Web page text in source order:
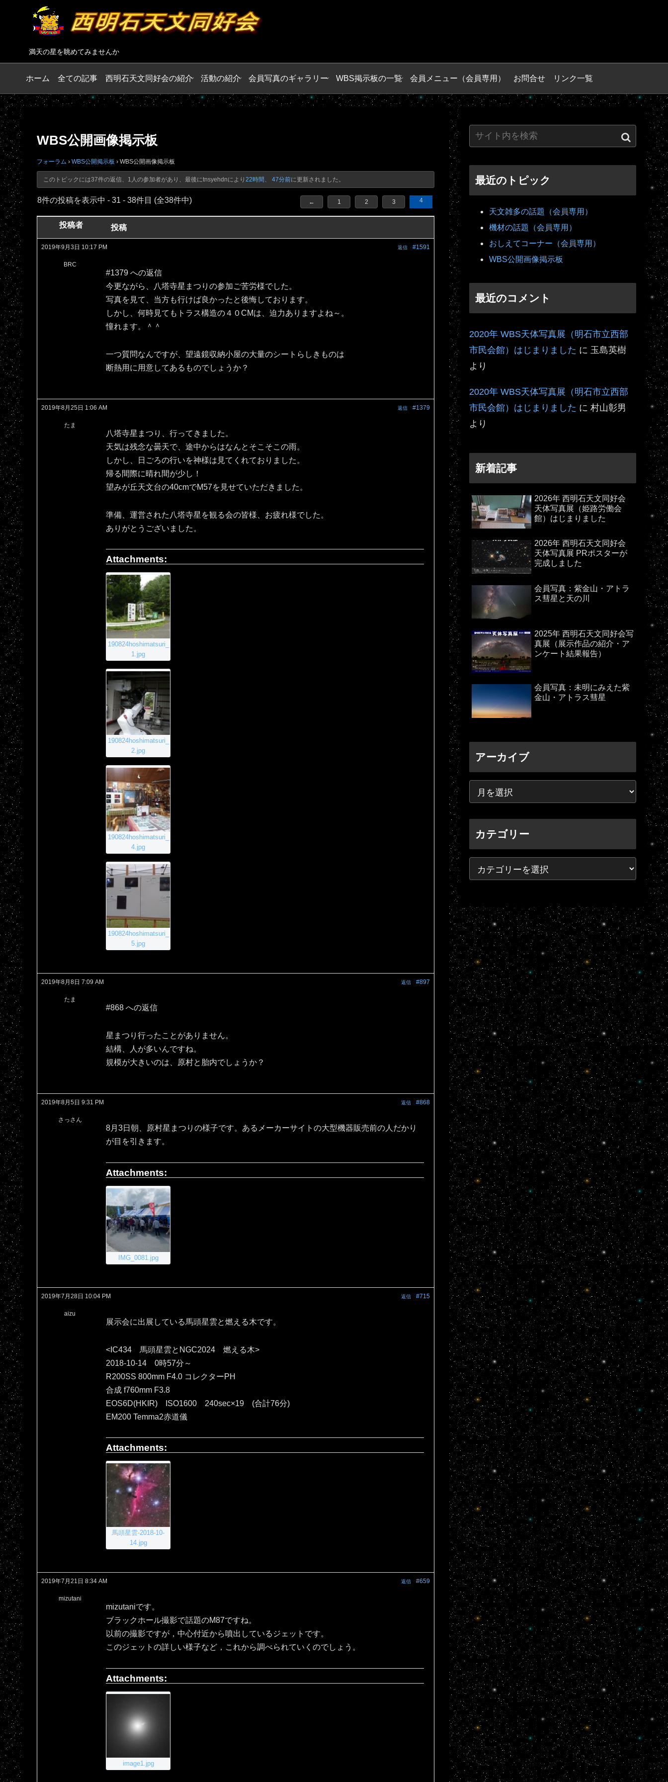
満天の星を眺めてみませんか
ホーム 全ての記事 西明石天文同好会の紹介 活動の紹介 会員写真のギャラリー WBS掲示板の一覧 会員メニュー（会員専用） お問合せ リンク一覧
WBS公開画像掲示板
フォーラム › WBS公開掲示板 › WBS公開画像掲示板
このトピックには37件の返信、1人の参加者があり、最後にtnsyehdnにより 22時間、 47分前に更新されました。
8件の投稿を表示中 - 31 - 38件目 (全38件中) ← 1 2 3 4
投稿者 投稿
2019年9月3日 10:17 PM #1591
返信
BRC
#1379 への返信
今更ながら、八塔寺星まつりの参加ご苦労様でした。
写真を見て、当方も行けば良かったと後悔しております。
しかし、何時見てもトラス構造の４０CMは、迫力ありますよね～。
憧れます。＾＾
一つ質問なんですが、望遠鏡収納小屋の大量のシートらしきものは
断熱用に用意してあるものでしょうか？
2019年8月25日 1:06 AM #1379
返信
たま
八塔寺星まつり、行ってきました。
天気は残念な曇天で、途中からはなんとそこそこの雨。
しかし、日ごろの行いを神様は見てくれておりました。
帰る間際に晴れ間が少し！
望みが丘天文台の40cmでM57を見せていただきました。
準備、運営された八塔寺星を観る会の皆様、お疲れ様でした。
ありがとうございました。
Attachments:
190824hoshimatsuri_
1.jpg
190824hoshimatsuri_
2.jpg
190824hoshimatsuri_
4.jpg
190824hoshimatsuri_
5.jpg
2019年8月8日 7:09 AM #897
返信
たま
#868 への返信
星まつり行ったことがありません。
結構、人が多いんですね。
規模が大きいのは、原村と胎内でしょうか？
2019年8月5日 9:31 PM #868
返信
さっさん
8月3日朝、原村星まつりの様子です。あるメーカーサイトの大型機器販売前の人だかり
が目を引きます。
Attachments:
IMG_0081.jpg
2019年7月28日 10:04 PM #715
返信
aizu
展示会に出展している馬頭星雲と燃える木です。
<IC434 馬頭星雲とNGC2024 燃える木>
2018-10-14 0時57分～
R200SS 800mm F4.0 コレクターPH
合成 f760mm F3.8
EOS6D(HKIR) ISO1600 240sec×19 (合計76分)
EM200 Temma2赤道儀
Attachments:
馬頭星雲-2018-10-
14.jpg
2019年7月21日 8:34 AM #659
返信
mizutani
mizutaniです。
ブラックホール撮影で話題のM87ですね。
以前の撮影ですが，中心付近から噴出しているジェットです。
このジェットの詳しい様子など，これから調べられていくのでしょう。
Attachments:
image1.jpg
最近のトピック
天文雑多の話題（会員専用）
機材の話題（会員専用）
おしえてコーナー（会員専用）
WBS公開画像掲示板
最近のコメント
2020年 WBS天体写真展（明石市立西部
市民会館）はじまりました に 玉島英樹
より
2020年 WBS天体写真展（明石市立西部
市民会館）はじまりました に 村山彰男
より
新着記事
2026年 西明石天文同好会
天体写真展（姫路労働会
館）はじまりました
2026年 西明石天文同好会
天体写真展 PRポスターが
完成しました
会員写真：紫金山・アトラ
ス彗星と天の川
2025年 西明石天文同好会写
真展（展示作品の紹介・ア
ンケート結果報告）
会員写真：未明にみえた紫
金山・アトラス彗星
アーカイブ
カテゴリー